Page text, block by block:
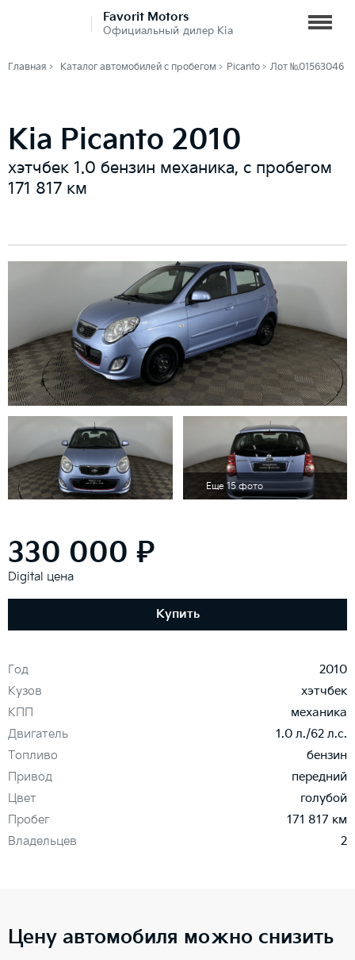
Favorit Motors
Официальный дилер Kia
Главная Каталог автомобилей с пробегом Picanto Лот №01563046
Kia Picanto 2010
хэтчбек 1.0 бензин механика, с пробегом
171 817 км
Еще 15 фото
330 000 ₽
Digital цена
Купить
Год
2010
Кузов
хэтчбек
КПП
механика
Двигатель
1.0 л./62 л.с.
Топливо
бензин
Привод
передний
Цвет
голубой
Пробег
171 817 км
Владельцев
2
Цену автомобиля можно снизить